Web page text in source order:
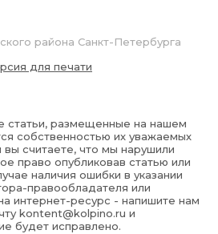
района Санкт-Петербурга
для печати
статьи, размещенные на нашем
собственностью их уважаемых
вы считаете, что мы нарушили
право опубликовав статью или
наличия ошибки в указании
правообладателя или
интернет-ресурс - напишите нам
kontent@kolpino.ru и
будет исправлено.